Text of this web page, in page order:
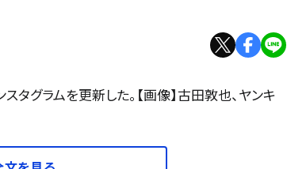
グラムを更新した。【画像】古田敦也、ヤンキ